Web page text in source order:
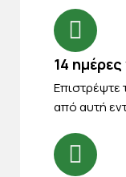
14
Eπιστρέψτε
από αυτή